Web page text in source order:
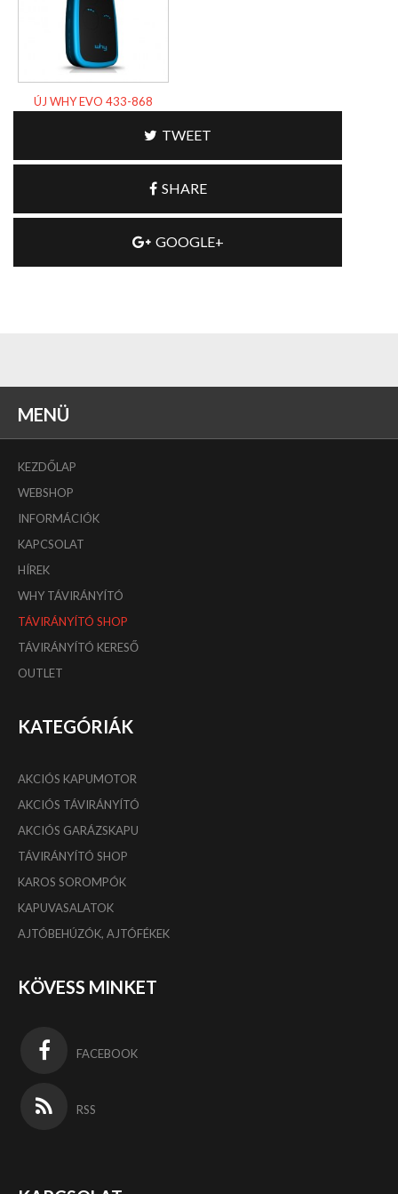
ÚJ WHY EVO 433-868
TWEET
SHARE
GOOGLE+
MENÜ
KEZDŐLAP
WEBSHOP
INFORMÁCIÓK
KAPCSOLAT
HÍREK
WHY TÁVIRÁNYÍTÓ
TÁVIRÁNYÍTÓ SHOP
TÁVIRÁNYÍTÓ KERESŐ
OUTLET
KATEGÓRIÁK
AKCIÓS KAPUMOTOR
AKCIÓS TÁVIRÁNYÍTÓ
AKCIÓS GARÁZSKAPU
TÁVIRÁNYÍTÓ SHOP
KAROS SOROMPÓK
KAPUVASALATOK
AJTÓBEHÚZÓK, AJTÓFÉKEK
KÖVESS MINKET
FACEBOOK
RSS